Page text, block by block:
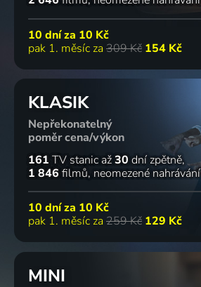
10 dní za 10 Kč
pak 1. měsíc za 309 Kč 154 Kč
KLASIK
Nepřekonatelný
poměr cena/výkon
161 TV stanic až30 dní zpětně
1 846 filmů neomezené nahrávání
10 dní za 10 Kč
pak 1. měsíc za 259 Kč 129 Kč
MINI